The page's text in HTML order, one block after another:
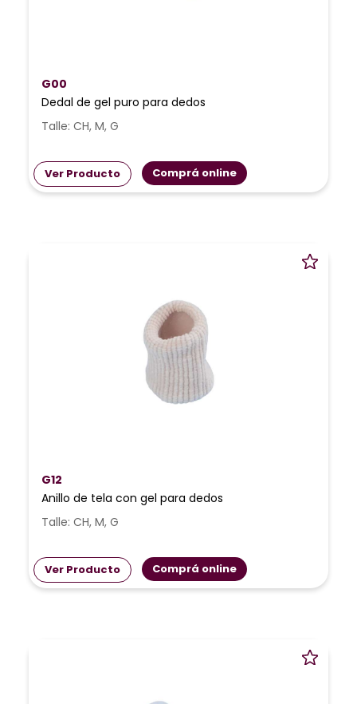
G00
Dedal de gel puro para dedos
Talle: CH, M, G
Ver Producto Comprá online
G12
Anillo de tela con gel para dedos
Talle: CH, M, G
Ver Producto Comprá online